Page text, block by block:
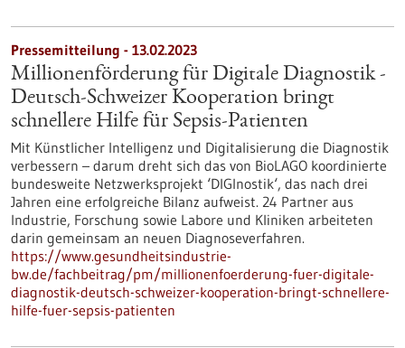
Pressemitteilung - 13.02.2023
Millionenförderung für Digitale Diagnostik -
Deutsch-Schweizer Kooperation bringt
schnellere Hilfe für Sepsis-Patienten
Mit Künstlicher Intelligenz und Digitalisierung die Diagnostik
verbessern – darum dreht sich das von BioLAGO koordinierte
bundesweite Netzwerksprojekt ‘DIGInostik‘, das nach drei
Jahren eine erfolgreiche Bilanz aufweist. 24 Partner aus
Industrie, Forschung sowie Labore und Kliniken arbeiteten
darin gemeinsam an neuen Diagnoseverfahren.
https://www.gesundheitsindustrie-
bw.de/fachbeitrag/pm/millionenfoerderung-fuer-digitale-
diagnostik-deutsch-schweizer-kooperation-bringt-schnellere-
hilfe-fuer-sepsis-patienten